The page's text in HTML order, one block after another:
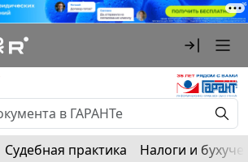
Судебная практика Налоги и